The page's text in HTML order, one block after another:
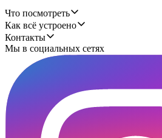
Что посмотреть
Как всё устроено
Контакты
Мы в социальных сетях